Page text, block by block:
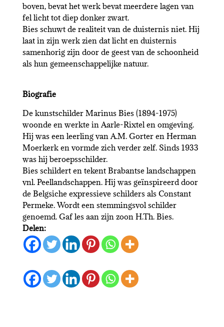
boven, bevat het werk bevat meerdere lagen van
fel licht tot diep donker zwart.
Bies schuwt de realiteit van de duisternis niet. Hij
laat in zijn werk zien dat licht en duisternis
samenhorig zijn door de geest van de schoonheid
als hun gemeenschappelijke natuur.
Biografie
De kunstschilder Marinus Bies (1894-1975)
woonde en werkte in Aarle-Rixtel en omgeving.
Hij was een leerling van A.M. Gorter en Herman
Moerkerk en vormde zich verder zelf. Sinds 1933
was hij beroepsschilder.
Bies schildert en tekent Brabantse landschappen
vnl. Peellandschappen. Hij was geïnspireerd door
de Belgsiche expressieve schilders als Constant
Permeke. Wordt een stemmingsvol schilder
genoemd. Gaf les aan zijn zoon H.Th. Bies.
Delen: